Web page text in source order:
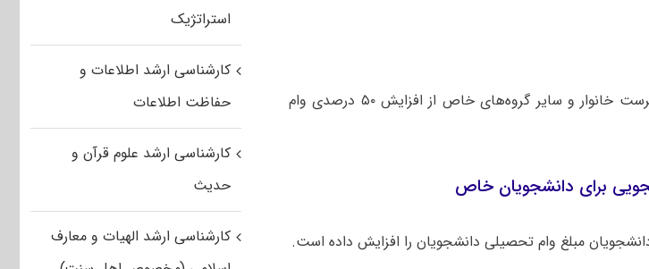
دانشجویان متاهل، توان‌خواه، زنان سرپرست خانوار و سایر گروه‌های خاص از افزایش ۵۰ درصدی وام
مبلغ وام تحصیلی دانشجویان را افزایش داده است.
استراتژیک
کارشناسی ارشد اطلاعات و
حفاظت اطلاعات
کارشناسی ارشد علوم قرآن و
حدیث
کارشناسی ارشد الهیات و معارف